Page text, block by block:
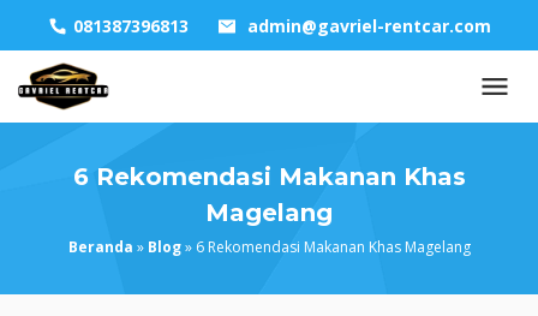
content
081387396813 admin@gavriel-rentcar.com
6 Rekomendasi Makanan Khas
Magelang
Beranda » Blog» 6 Rekomendasi Makanan Khas Magelang